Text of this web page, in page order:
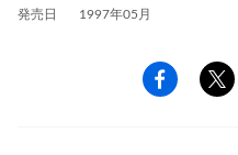
発売日 1997年05月